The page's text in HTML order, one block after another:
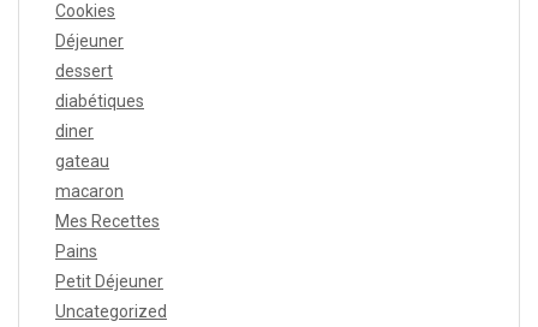
Cookies
Déjeuner
dessert
diabétiques
diner
gateau
macaron
Mes Recettes
Pains
Petit Déjeuner
Uncategorized